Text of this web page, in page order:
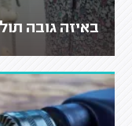
באיזה גובה